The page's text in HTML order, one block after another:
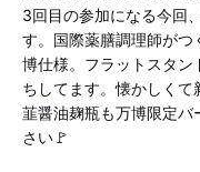
3回目の参加になる今回
す。国際薬膳調理師が
博仕様。フラットスタ
ちしてます。懐かしくて
韮醤油麹瓶も万博限定
さい🚩